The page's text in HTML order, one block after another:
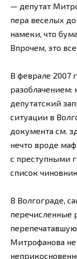
— депутат
пера веселых
намеки, что
Впрочем, это
В феврале 2007
разоблачением:
депутатский
ситуации в
документа см.
нечто вроде
с преступными
список
В Волгограде,
перечисленные
Митрофанова